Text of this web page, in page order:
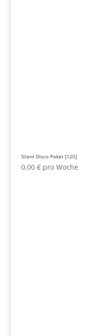
Silent Disco Paket [120]
0,00 €pro Woche